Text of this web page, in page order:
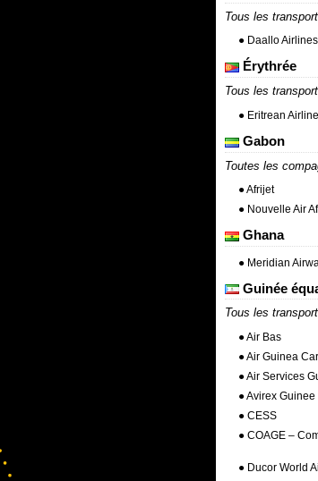
Tous les
● Daallo Airlines
Érythrée
Tous les
● Eritrean
Gabon
Toutes les
● Afrijet
● Nouvelle Air
Ghana
● Meridian
Guinée
Tous les
● Air Bas
● Air Guinea
● Air Services
● Avirex
● CESS
● COAGE –
● Ducor World